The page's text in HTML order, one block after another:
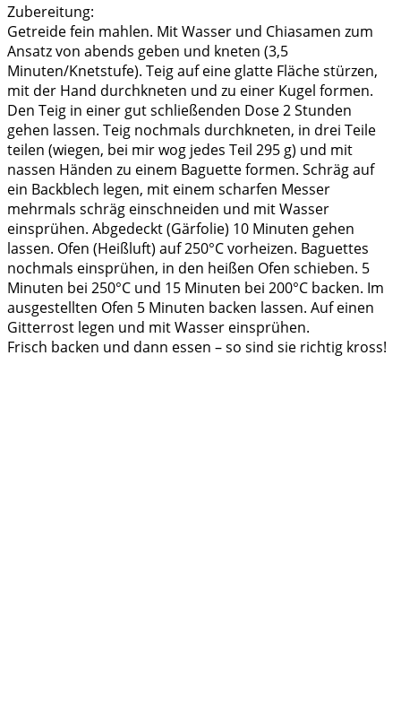
Zubereitung:
Getreide fein mahlen. Mit Wasser und Chiasamen zum
Ansatz von abends geben und kneten (3,5
Minuten/Knetstufe). Teig auf eine glatte Fläche stürzen,
mit der Hand durchkneten und zu einer Kugel formen.
Den Teig in einer gut schließenden Dose 2 Stunden
gehen lassen. Teig nochmals durchkneten, in drei Teile
teilen (wiegen, bei mir wog jedes Teil 295 g) und mit
nassen Händen zu einem Baguette formen. Schräg auf
ein Backblech legen, mit einem scharfen Messer
mehrmals schräg einschneiden und mit Wasser
einsprühen. Abgedeckt (Gärfolie) 10 Minuten gehen
lassen. Ofen (Heißluft) auf 250°C vorheizen. Baguettes
nochmals einsprühen, in den heißen Ofen schieben. 5
Minuten bei 250°C und 15 Minuten bei 200°C backen. Im
ausgestellten Ofen 5 Minuten backen lassen. Auf einen
Gitterrost legen und mit Wasser einsprühen.
Frisch backen und dann essen – so sind sie richtig kross!